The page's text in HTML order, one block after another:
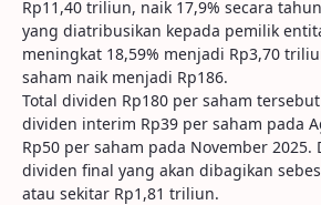
Rp11,40 triliun, naik 17,9% secara
yang diatribusikan kepada pemilik
meningkat 18,59% menjadi Rp3,70
saham naik menjadi Rp186.
Total dividen Rp180 per saham
dividen interim Rp39 per saham pada
Rp50 per saham pada November 2025.
dividen final yang akan dibagikan
atau sekitar Rp1,81 triliun.